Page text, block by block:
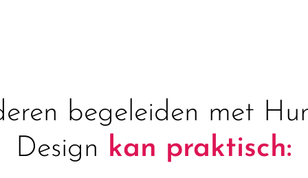
begeleiden met
Design kan praktisch: